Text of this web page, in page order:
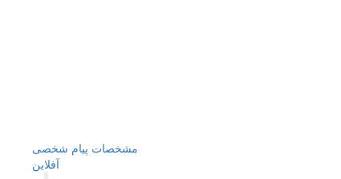
مشخصات پیام شخصی
آفلاين